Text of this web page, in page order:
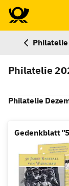
Philatelie
Philatelie
Philatelie
Gedenkblatt